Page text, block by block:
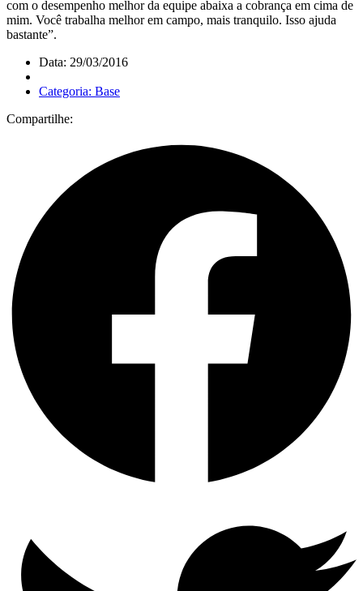
com o desempenho melhor da equipe abaixa a cobrança em cima de
mim. Você trabalha melhor em campo, mais tranquilo. Isso ajuda
bastante”.
Data: 29/03/2016
Categoria: Base
Compartilhe: